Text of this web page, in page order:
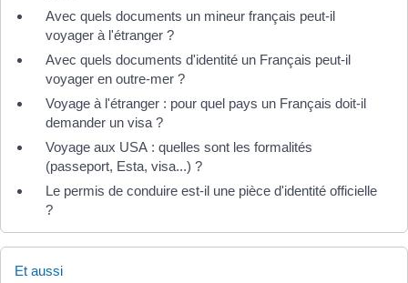
Avec quels documents un mineur français peut-il
voyager à l'étranger ?
Avec quels documents d'identité un Français peut-il
voyager en outre-mer ?
Voyage à l'étranger : pour quel pays un Français doit-il
demander un visa ?
Voyage aux USA : quelles sont les formalités
(passeport, Esta, visa...) ?
Le permis de conduire est-il une pièce d'identité officielle
?
Et aussi